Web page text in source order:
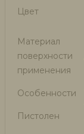
Цвет
Материал
поверхности
применения
Особенности
Пистолен